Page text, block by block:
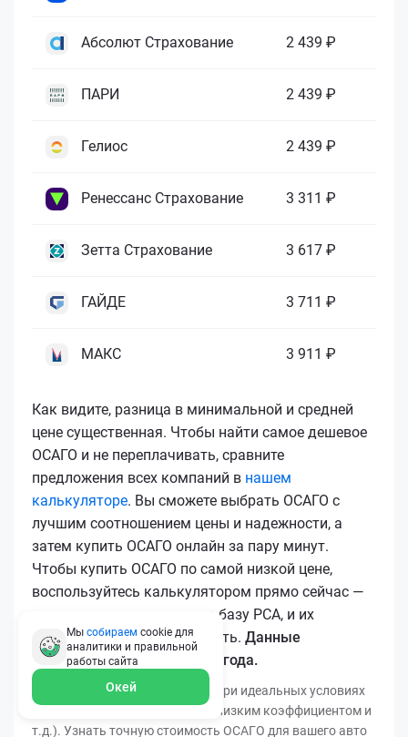
Абсолют Страхование 2 439 ₽
ПАРИ 2 439 ₽
Гелиос 2 439 ₽
Ренессанс Страхование 3 311 ₽
Зетта Страхование 3 617 ₽
ГАЙДЕ 3 711 ₽
МАКС 3 911 ₽
Как видите, разница в минимальной и средней
цене существенная. Чтобы найти самое дешевое
ОСАГО и не переплачивать, сравните
предложения всех компаний в нашем
калькуляторе. Вы сможете выбрать ОСАГО с
лучшим соотношением цены и надежности, а
затем купить ОСАГО онлайн за пару минут.
Чтобы купить ОСАГО по самой низкой цене,
воспользуйтесь калькулятором прямо сейчас —
все полисы загружаются в базу РСА, и их
подлинность легко проверить. Данные
актуальны для марта 2026 года.
*Минимальная цена получена при идеальных условиях
(безаварийный стаж, регион с низким коэффициентом и
т.д.). Узнать точную стоимость ОСАГО для вашего авто
Мы собираем cookie для
аналитики и правильной
работы сайта
Окей